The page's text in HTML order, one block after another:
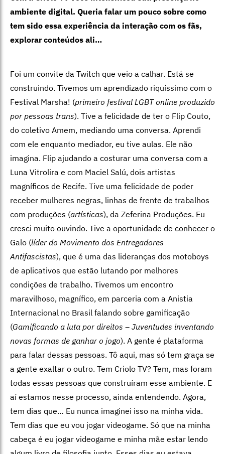
ambiente digital. Queria falar um pouco sobre como
tem sido essa experiência da interação com os fãs,
explorar conteúdos ali…
Foi um convite da Twitch que veio a calhar. Está se
construindo. Tivemos um aprendizado riquíssimo com o
Festival Marsha! (primeiro festival LGBT online produzido
por pessoas trans). Tive a felicidade de ter o Flip Couto,
do coletivo Amem, mediando uma conversa. Aprendi
com ele enquanto mediador, eu tive aulas. Ele não
imagina. Flip ajudando a costurar uma conversa com a
Luna Vitrolira e com Maciel Salú, dois artistas
magníficos de Recife. Tive uma felicidade de poder
receber mulheres negras, linhas de frente de trabalhos
com produções (artísticas), da Zeferina Produções. Eu
cresci muito ouvindo. Tive a oportunidade de conhecer o
Galo (líder do Movimento dos Entregadores
Antifascistas), que é uma das lideranças dos motoboys
de aplicativos que estão lutando por melhores
condições de trabalho. Tivemos um encontro
maravilhoso, magnífico, em parceria com a Anistia
Internacional no Brasil falando sobre gamificação
(Gamificando a luta por direitos – Juventudes inventando
novas formas de ganhar o jogo). A gente é plataforma
para falar dessas pessoas. Tô aqui, mas só tem graça se
a gente exaltar o outro. Tem Criolo TV? Tem, mas foram
todas essas pessoas que construíram esse ambiente. E
aí estamos nesse processo, ainda entendendo. Agora,
tem dias que… Eu nunca imaginei isso na minha vida.
Tem dias que eu vou jogar videogame. Só que na minha
cabeça é eu jogar videogame e minha mãe estar lendo